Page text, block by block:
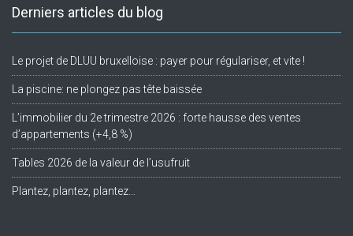
Derniers articles du blog
Le projet de DLUU bruxelloise : payer pour régulariser, et vite !
La piscine: ne plongez pas tête baissée
L’immobilier du 2e trimestre 2026 : forte hausse des ventes
d’appartements (+4,8 %)
Tables 2026 de la valeur de l’usufruit
Plantez, plantez, plantez…